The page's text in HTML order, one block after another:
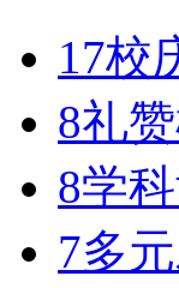
17校
8礼
8学
7多